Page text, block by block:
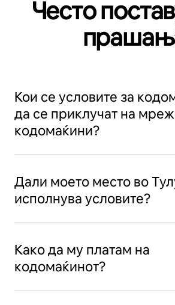
Често
Кои се условите за
да се приклучат на
кодомаќини?
Дали моето место во
исполнува условите?
Како да му платам на
кодомаќинот?